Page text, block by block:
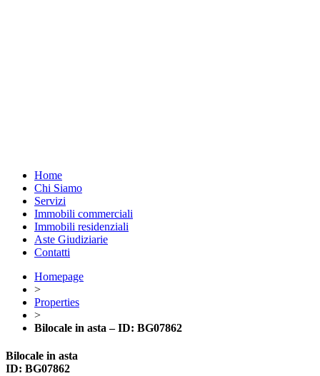
Home
Chi Siamo
Servizi
Immobili commerciali
Immobili residenziali
Aste Giudiziarie
Contatti
Homepage
>
Properties
>
Bilocale in asta – ID: BG07862
Bilocale in asta
ID: BG07862